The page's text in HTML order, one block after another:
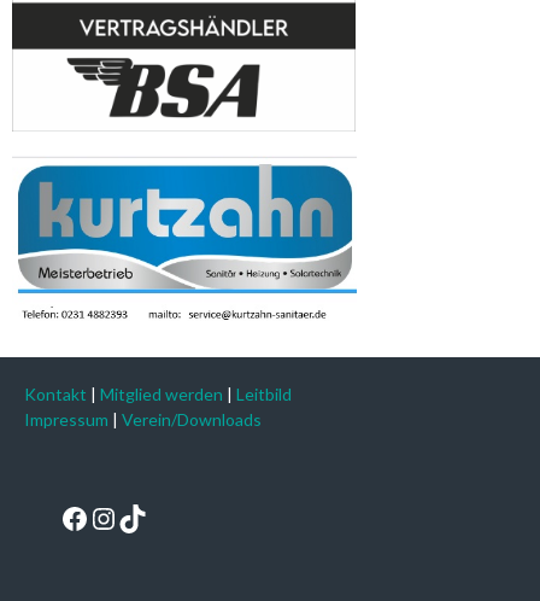
Kontakt | Mitglied werden | Leitbild
Impressum | Verein/Downloads
Facebook
Instagram
TikTok